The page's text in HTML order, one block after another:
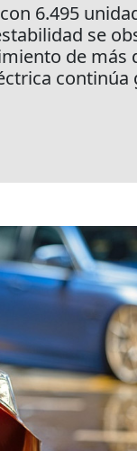
6.495
se
de más